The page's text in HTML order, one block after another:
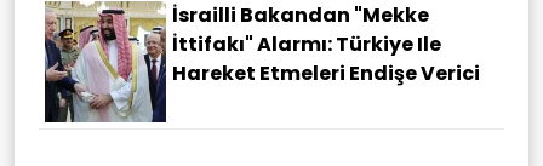
İsrailli Bakandan "Mekke
İttifakı" Alarmı: Türkiye Ile
Hareket Etmeleri Endişe Verici